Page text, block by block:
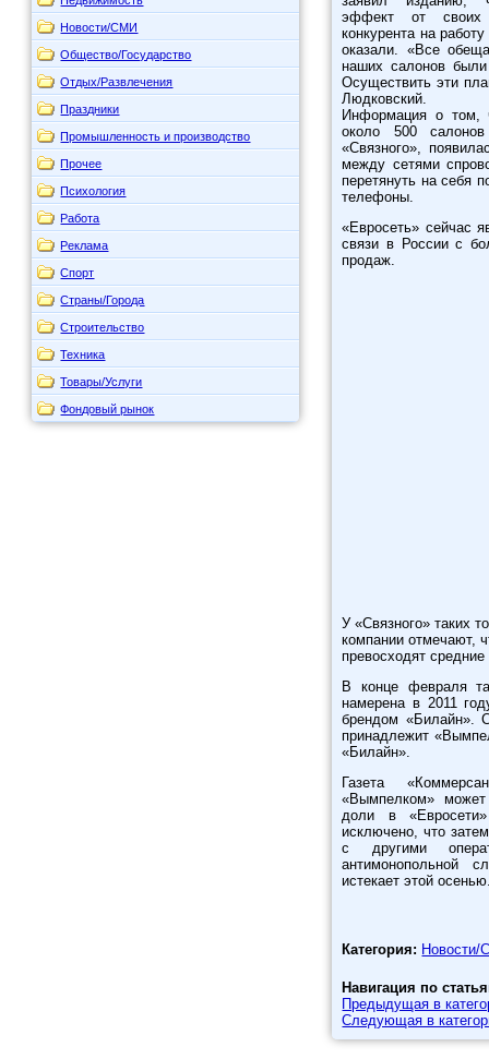
Новости/СМИ
Общество/Государство
Отдых/Развлечения
Праздники
Промышленность и производство
Прочее
Психология
Работа
Реклама
Спорт
Страны/Города
Строительство
Техника
Товары/Услуги
Фондовый рынок
эффект от своих
конкурента на
оказали. «Все
наших салонов
Осуществить эти
Людковский.
Информация о том,
около 500
«Связного»,
между сетями
перетянуть на себя
телефоны.
«Евросеть» сейчас
связи в России с
продаж.
У «Связного» таких
компании отмечают,
превосходят
В конце февраля
намерена в 2011
брендом «Билайн».
принадлежит
«Билайн».
Газета
«Вымпелком» может
доли в
исключено, что
с другими
антимонопольной
истекает этой
Категория:
Навигация по
Предыдущая в
Следующая в